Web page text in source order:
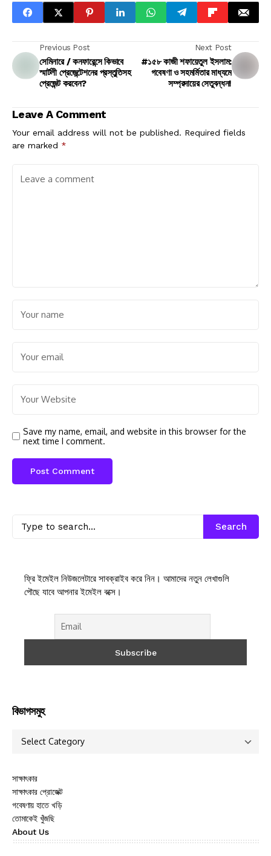
Previous Post
সেমিনারে / কনফারেন্সে কিভাবে
স্মার্টলী প্রেজেন্টেশনের প্রস্তুতিসহ
প্রেজেন্ট করবেন?
Next Post
#১৫৮ কাজী শফায়েতুল ইসলাম:
গবেষণা ও সহমর্মিতার মাধ্যমে
সম্প্রদায়ের সেতুবন্ধন!
Leave A Comment
Your email address will not be published. Required fields
are marked *
Save my name, email, and website in this browser for the
next time I comment.
Search
ফ্রি ইমেইল নিউজলেটারে সাবক্রাইব করে নিন। আমাদের নতুন লেখাগুলি
পৌছে যাবে আপনার ইমেইল বক্সে।
বিভাগসমুহ
সাক্ষাৎকার
সাক্ষাৎকার প্রোজেক্ট
গবেষণায় হাতে খড়ি
তোমাকেই খুঁজছি
About Us